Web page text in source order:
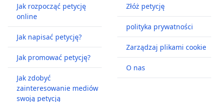
Jak rozpocząć petycję
online
Jak napisać petycję?
Jak promować petycję?
Jak zdobyć
zainteresowanie mediów
swoją petycją
Złóż petycję
polityka prywatności
Zarządzaj plikami cookie
O nas